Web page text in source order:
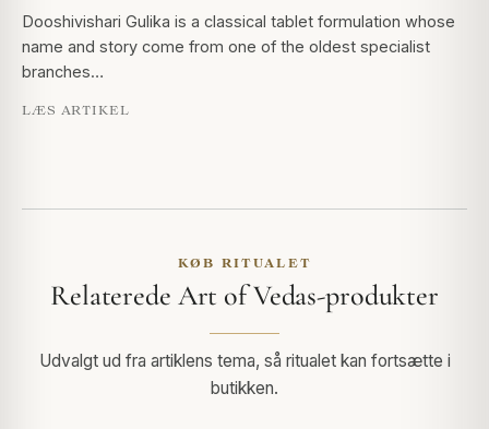
Dooshivishari Gulika is a classical tablet formulation whose
name and story come from one of the oldest specialist
branches…
LÆS ARTIKEL
KØB RITUALET
Relaterede Art of Vedas-produkter
Udvalgt ud fra artiklens tema, så ritualet kan fortsætte i
butikken.